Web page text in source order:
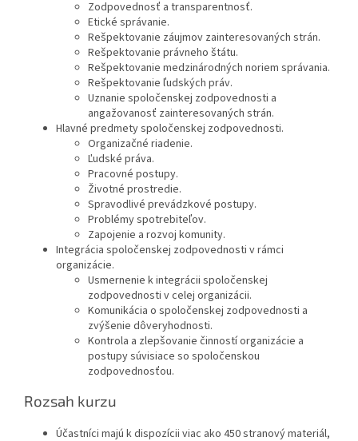
Zodpovednosť a transparentnosť.
Etické správanie.
Rešpektovanie záujmov zainteresovaných strán.
Rešpektovanie právneho štátu.
Rešpektovanie medzinárodných noriem správania.
Rešpektovanie ľudských práv.
Uznanie spoločenskej zodpovednosti a
angažovanosť zainteresovaných strán.
Hlavné predmety spoločenskej zodpovednosti.
Organizačné riadenie.
Ľudské práva.
Pracovné postupy.
Životné prostredie.
Spravodlivé prevádzkové postupy.
Problémy spotrebiteľov.
Zapojenie a rozvoj komunity.
Integrácia spoločenskej zodpovednosti v rámci
organizácie.
Usmernenie k integrácii spoločenskej
zodpovednosti v celej organizácii.
Komunikácia o spoločenskej zodpovednosti a
zvýšenie dôveryhodnosti.
Kontrola a zlepšovanie činností organizácie a
postupy súvisiace so spoločenskou
zodpovednosťou.
Rozsah kurzu
Účastníci majú k dispozícii viac ako 450 stranový materiál,